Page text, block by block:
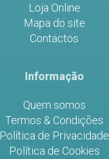
Loja Online
Mapa do site
Contactos
Informação
Quem somos
Termos & Condições
Política de Privacidade
Política de Cookies